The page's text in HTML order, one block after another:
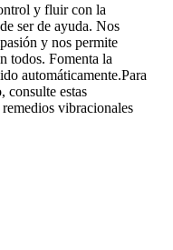
y fluir con la
ser de ayuda. Nos
y nos permite
todos. Fomenta la
automáticamente.Para
consulte estas
vibracionales